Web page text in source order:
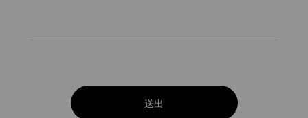
送出